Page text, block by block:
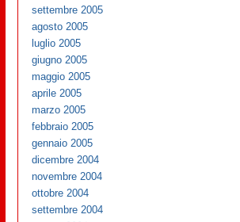
settembre 2005
agosto 2005
luglio 2005
giugno 2005
maggio 2005
aprile 2005
marzo 2005
febbraio 2005
gennaio 2005
dicembre 2004
novembre 2004
ottobre 2004
settembre 2004